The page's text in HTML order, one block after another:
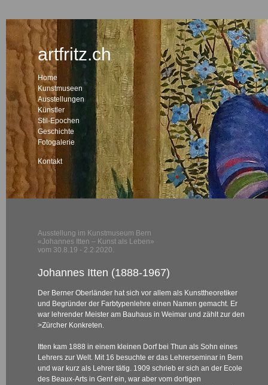
artfritz.ch
Home
Kunstmuseen
Ausstellungen
Künstler
Stil-Epochen
Geschichte
Fotogalerie
Kontakt
Ausstellung im Kunstmuseum Bern
«Johannes Itten – Kunst als Leben»
vom 30.8.19 - 2.2.2020.
Johannes Itten (1888-1967)
Der Berner Oberländer hat sich vor allem als Kunsttheoretiker
und Begründer der Farbtypenlehre einen Namen gemacht. Er
war lehrender Meister am Bauhaus in Weimar und zählt zur den
>Zürcher Konkreten.
Itten kam 1888 in einem kleinen Dorf bei Thun als Sohn eines
Lehrers zur Welt. Mit 16 besuchte er das Lehrerseminar in Bern
und war kurz als Lehrer tätig. 1909 schrieb er sich an der Ecole
des Beaux-Arts in Genf ein, war aber vom dortigen